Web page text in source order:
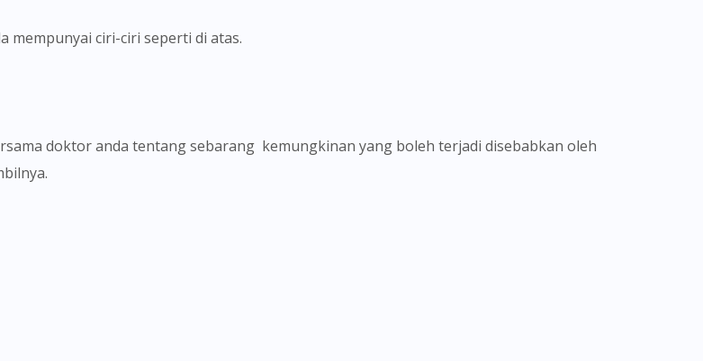
mempunyai ciri-ciri seperti di atas.